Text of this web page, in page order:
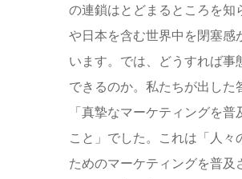
の連鎖はとどまるところを知
や日本を含む世界中を閉塞感
います。では、どうすれば事
できるのか。私たちが出した
「真摯なマーケティングを普
こと」でした。これは「人々
ためのマーケティングを普及